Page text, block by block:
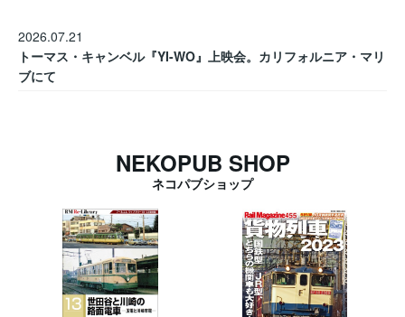
2026.07.21
トーマス・キャンベル『YI-WO』上映会。カリフォルニア・マリ
ブにて
NEKOPUB SHOP
ネコパブショップ